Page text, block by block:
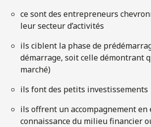
ce sont des entrepreneurs
leur secteur d’activités
ils ciblent la phase de
démarrage, soit celle démontrant
marché)
ils font des petits investissements
ils offrent un accompagnement
connaissance du milieu financier